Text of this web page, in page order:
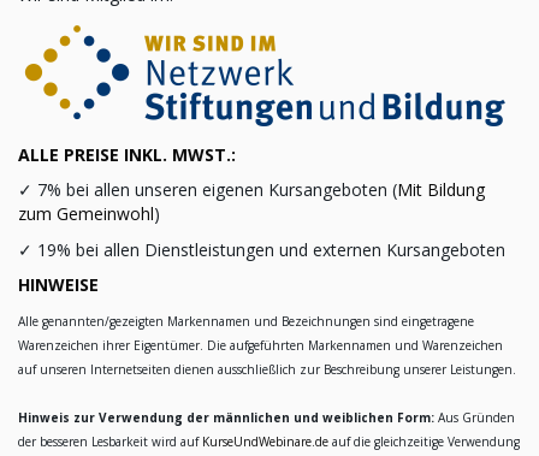
ALLE PREISE INKL. MWST.:
✓ 7% bei allen unseren eigenen Kursangeboten (Mit Bildung
zum Gemeinwohl)
✓ 19% bei allen Dienstleistungen und externen Kursangeboten
HINWEISE
Alle genannten/gezeigten Markennamen und Bezeichnungen sind eingetragene
Warenzeichen ihrer Eigentümer. Die aufgeführten Markennamen und Warenzeichen
auf unseren Internetseiten dienen ausschließlich zur Beschreibung unserer Leistungen.
Hinweis zur Verwendung der männlichen und weiblichen Form: Aus Gründen
der besseren Lesbarkeit wird auf KurseUndWebinare.de auf die gleichzeitige Verwendung